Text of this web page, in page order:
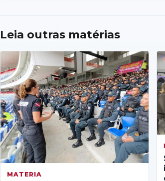
Leia outras matérias
MATERIA